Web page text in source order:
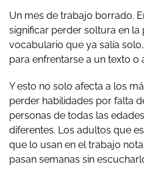
Un mes de trabajo borrado.
significar perder soltura en
vocabulario que ya salía
para enfrentarse a un texto o
Y esto no solo afecta a los
perder habilidades por falta
personas de todas las
diferentes. Los adultos que
que lo usan en el trabajo
pasan semanas sin